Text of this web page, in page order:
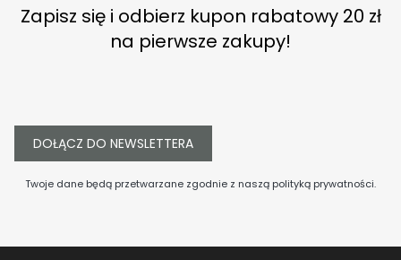
Zapisz się i odbierz kupon rabatowy 20 zł
na pierwsze zakupy!
DOŁĄCZ DO NEWSLETTERA
Twoje dane będą przetwarzane zgodnie z naszą polityką prywatności.